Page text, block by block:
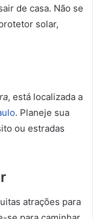
de casa. Não se
solar,
, está localizada a
. Planeje sua
ou estradas
atrações para